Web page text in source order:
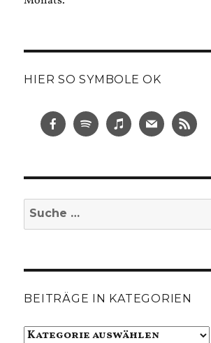
HIER SO SYMBOLE OK
Suche
nach:
BEITRÄGE IN KATEGORIEN
Beiträge